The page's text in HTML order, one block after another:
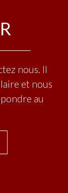
nous. Il
et nous
au